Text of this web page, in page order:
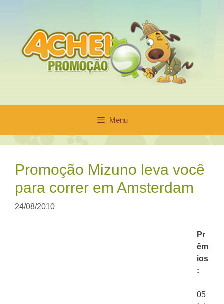
conteúdo
Menu
Promoção Mizuno leva você
para correr em Amsterdam
24/08/2010
Pr
êm
ios
:
05